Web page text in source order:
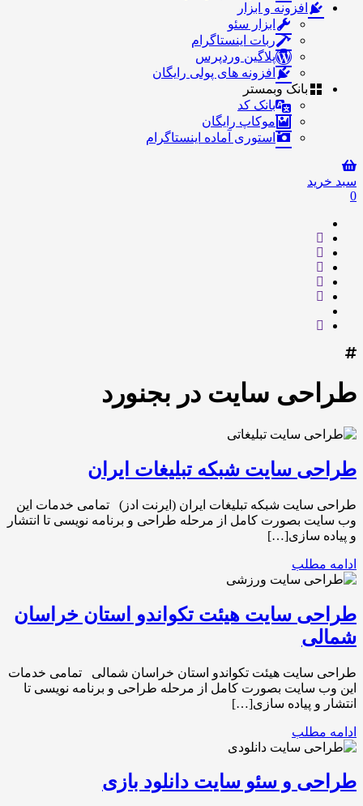
افزونه و ابزار
ابزار سئو
ربات اینستاگرام
پلاگین وردپرس
افزونه های پولی رایگان
بانک وبمستر
بانک کد
موکاپ رایگان
استوری آماده اینستاگرام
سبد خرید
0
طراحی سایت در بجنورد
طراحی سایت شبکه تبلیغات ایران
طراحی سایت شبکه تبلیغات ایران (ایرنت ادز) تمامی خدمات این
وب سایت بصورت کامل از مرحله طراحی و برنامه نویسی تا انتشار
و پیاده سازی[…]
ادامه مطلب
طراحی سایت هیئت تکواندو استان خراسان
شمالی
طراحی سایت هیئت تکواندو استان خراسان شمالی تمامی خدمات
این وب سایت بصورت کامل از مرحله طراحی و برنامه نویسی تا
انتشار و پیاده سازی[…]
ادامه مطلب
طراحی و سئو سایت دانلود بازی